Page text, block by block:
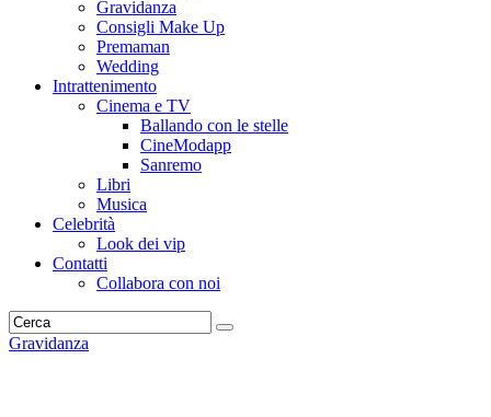
Gravidanza
Consigli Make Up
Premaman
Wedding
Intrattenimento
Cinema e TV
Ballando con le stelle
CineModapp
Sanremo
Libri
Musica
Celebrità
Look dei vip
Contatti
Collabora con noi
Gravidanza